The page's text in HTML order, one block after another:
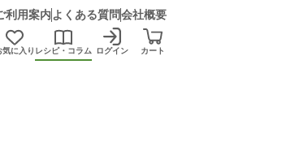
利用案内 よくある質問会社概要
気に入り レシピ・コラム ログイン カート